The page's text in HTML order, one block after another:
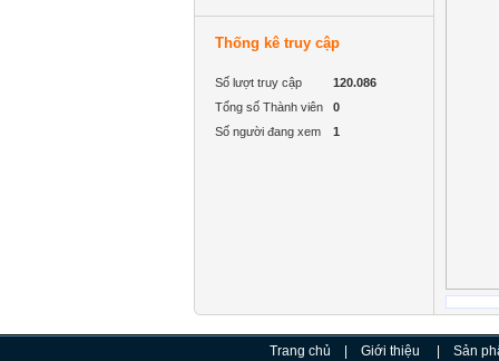
Thống kê truy cập
Số lượt truy cập
120.086
Tổng số Thành viên
0
Số người đang xem
1
Trang chủ Giới thiệu
Sản